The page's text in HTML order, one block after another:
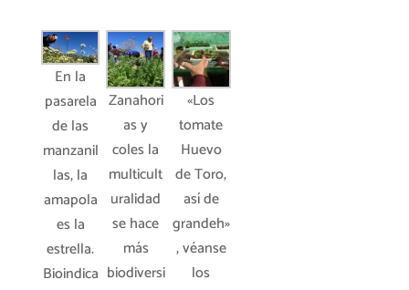
En la
pasarela
de las
manzanil
las, la
amapola
es la
estrella.
Bioindica
Zanahori
as y
coles la
multicult
uralidad
se hace
más
biodiversi
«Los
tomate
Huevo
de Toro,
así de
grandeh»
, véanse
los